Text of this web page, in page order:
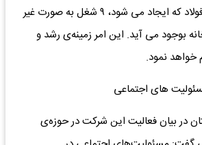
یک شغل در مجموعه فولاد که ایجاد می شود، ۹ شغل به صورت غیر
بوجود می آید. این امر زمینه‌ی رشد و
خواهد نمود.
های اجتماعی
در بیان فعالیت این شرکت در حوزه‌ی